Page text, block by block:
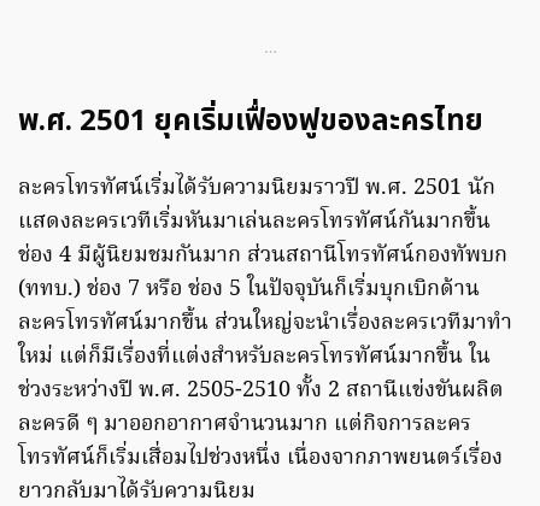
…
พ.ศ. 2501 ยุคเริ่มเฟื่องฟูของละครไทย
ละครโทรทัศน์เริ่มได้รับความนิยมราวปี พ.ศ. 2501 นัก
แสดงละครเวทีเริ่มหันมาเล่นละครโทรทัศน์กันมากขึ้น
ช่อง 4 มีผู้นิยมชมกันมาก ส่วนสถานีโทรทัศน์กองทัพบก
(ททบ.) ช่อง 7 หรือ ช่อง 5 ในปัจจุบันก็เริ่มบุกเบิกด้าน
ละครโทรทัศน์มากขึ้น ส่วนใหญ่จะนำเรื่องละครเวทีมาทำ
ใหม่ แต่ก็มีเรื่องที่แต่งสำหรับละครโทรทัศน์มากขึ้น ใน
ช่วงระหว่างปี พ.ศ. 2505-2510 ทั้ง 2 สถานีแข่งขันผลิต
ละครดี ๆ มาออกอากาศจำนวนมาก แต่กิจการละคร
โทรทัศน์ก็เริ่มเสื่อมไปช่วงหนึ่ง เนื่องจากภาพยนตร์เรื่อง
ยาวกลับมาได้รับความนิยม